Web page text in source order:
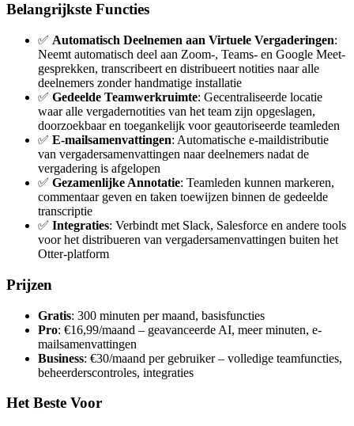
Belangrijkste Functies
✅ Automatisch Deelnemen aan Virtuele Vergaderingen:
Neemt automatisch deel aan Zoom-, Teams- en Google Meet-
gesprekken, transcribeert en distribueert notities naar alle
deelnemers zonder handmatige installatie
✅ Gedeelde Teamwerkruimte: Gecentraliseerde locatie
waar alle vergadernotities van het team zijn opgeslagen,
doorzoekbaar en toegankelijk voor geautoriseerde teamleden
✅ E-mailsamenvattingen: Automatische e-maildistributie
van vergadersamenvattingen naar deelnemers nadat de
vergadering is afgelopen
✅ Gezamenlijke Annotatie: Teamleden kunnen markeren,
commentaar geven en taken toewijzen binnen de gedeelde
transcriptie
✅ Integraties: Verbindt met Slack, Salesforce en andere tools
voor het distribueren van vergadersamenvattingen buiten het
Otter-platform
Prijzen
Gratis: 300 minuten per maand, basisfuncties
Pro: €16,99/maand – geavanceerde AI, meer minuten, e-
mailsamenvattingen
Business: €30/maand per gebruiker – volledige teamfuncties,
beheerderscontroles, integraties
Het Beste Voor